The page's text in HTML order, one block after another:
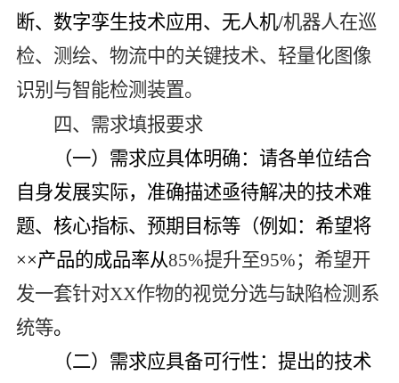
断、数字孪生技术应用、无人机/机器人在巡
检、测绘、物流中的关键技术、轻量化图像
识别与智能检测装置。
四、需求填报要求
（一） 需求应具体明确：请各单位结合
自身发展实际，准确描述亟待解决的技术难
题、核心指标、预期目标等（例如：希望将
××产品的成品率从85%提升至95%；希望开
发一套针对XX作物的视觉分选与缺陷检测系
统等。
（二） 需求应具备可行性：提出的技术